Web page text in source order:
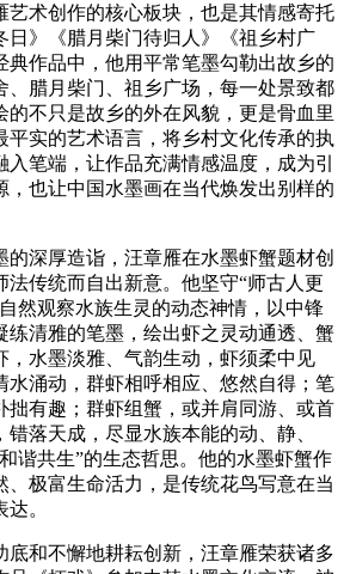
艺术创作的核心板块，也是其情感寄托
日》《腊月柴门待归人》《祖乡村广
典作品中，他用平常笔墨勾勒出故乡的
、腊月柴门、祖乡广场，每一处景致都
的不只是故乡的外在风貌，更是骨血里
平实的艺术语言，将乡村文化传承的执
笔端，让作品充满情感温度，成为引
，也让中国水墨画在当代焕发出别样的
的深厚造诣，汪章雁在水墨虾蟹题材创
法传统而自出新意。他坚守“师古人更
然观察水族生灵的动态神情，以中锋
练清雅的笔墨，绘出虾之灵动通透、蟹
，水墨淡雅、气韵生动，虾须柔中见
水涌动，群虾相呼相应、悠然自得；笔
拙有趣；群虾组蟹，或并肩同游、或首
落天成，尽显水族本能的动、静、
谐共生”的生态哲思。他的水墨虾蟹作
、极富生命活力，是传统花鸟写意在当
。
底和不懈地耕耘创新，汪章雁荣获诸多